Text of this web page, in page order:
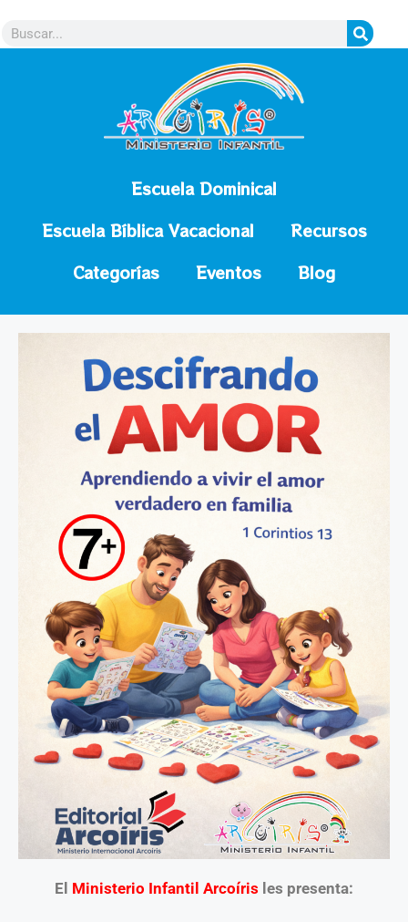
Escuela Dominical
Escuela Bíblica Vacacional
Recursos
Categorías
Eventos Blog
El Ministerio Infantil Arcoíris les presenta: